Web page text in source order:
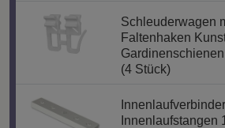
Schleuderwagen
Faltenhaken
(4 Stück)
Innenlaufstangen